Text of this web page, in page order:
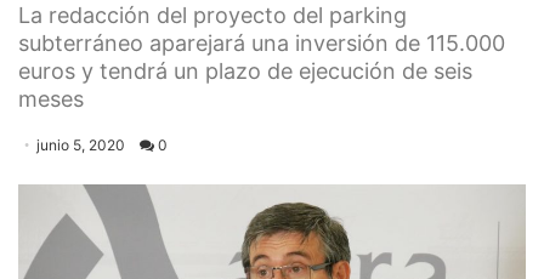
La redacción del proyecto del parking
subterráneo aparejará una inversión de 115.000
euros y tendrá un plazo de ejecución de seis
meses
junio 5, 2020 0